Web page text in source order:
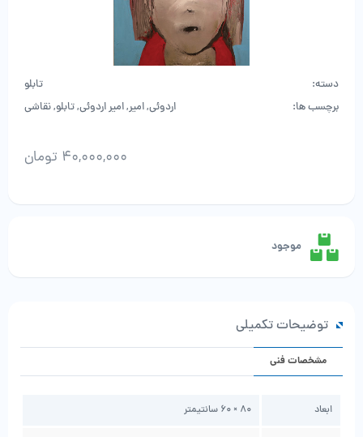
دسته:
تابلو
برچسب ها:
اردوئی,امیر,امیر اردوئی,تابلو,نقاشی
40,000,000 تومان
اثر
ششم
عدد
موجود
توضیحات تکمیلی
مشخصات فنی
ابعاد 80 × 60 سانتیمتر